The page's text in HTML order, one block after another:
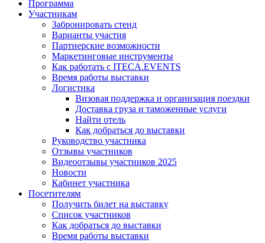
Программа
Участникам
Забронировать стенд
Варианты участия
Партнерские возможности
Маркетинговые инструменты
Как работать с ITECA.EVENTS
Время работы выставки
Логистика
Визовая поддержка и организация поездки
Доставка груза и таможенные услуги
Найти отель
Как добраться до выставки
Руководство участника
Отзывы участников
Видеоотзывы участников 2025
Новости
Кабинет участника
Посетителям
Получить билет на выставку
Список участников
Как добраться до выставки
Время работы выставки